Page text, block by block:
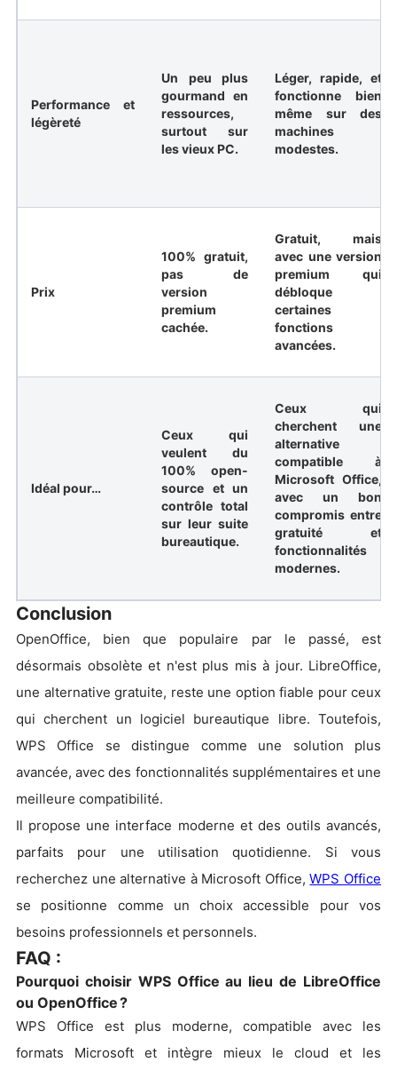
Performance et
légèreté
Un peu plus
gourmand en
ressources,
surtout sur
les vieux PC.
Léger, rapide, et
fonctionne bien
même sur des
machines
modestes.
Prix
100% gratuit,
pas de
version
premium
cachée.
Gratuit, mais
avec une version
premium qui
débloque
certaines
fonctions
avancées.
Idéal pour…
Ceux qui
veulent du
100% open-
source et un
contrôle total
sur leur suite
bureautique.
Ceux qui
cherchent une
alternative
compatible à
Microsoft Office,
avec un bon
compromis entre
gratuité et
fonctionnalités
modernes.
Conclusion
OpenOffice, bien que populaire par le passé, est
désormais obsolète et n'est plus mis à jour. LibreOffice,
une alternative gratuite, reste une option fiable pour ceux
qui cherchent un logiciel bureautique libre. Toutefois,
WPS Office se distingue comme une solution plus
avancée, avec des fonctionnalités supplémentaires et une
meilleure compatibilité.
Il propose une interface moderne et des outils avancés,
parfaits pour une utilisation quotidienne. Si vous
recherchez une alternative à Microsoft Office,WPS Office
se positionne comme un choix accessible pour vos
besoins professionnels et personnels.
FAQ :
Pourquoi choisir WPS Office au lieu de LibreOffice
ou OpenOffice ?
WPS Office est plus moderne, compatible avec les
formats Microsoft et intègre mieux le cloud et les